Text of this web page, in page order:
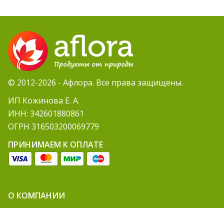
© 2012-2026 - Афлора. Все права защищены.
ИП Кожинова Е. А.
ИНН: 342601880861
ОГРН 316503200069779
ПРИНИМАЕМ К ОПЛАТЕ
О КОМПАНИИ